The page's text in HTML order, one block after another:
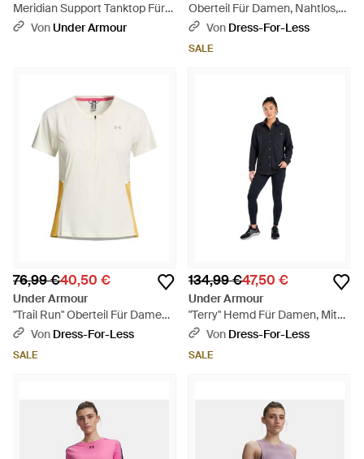
Meridian Support Tanktop Für
Damen Peppercorn
VonUnder Armour
Oberteil Für Damen, Nahtlos,
Ua Rush, Langärmlig - Rot
Von Dress-For-Less
SALE
76,99 €40,50 €
Under Armour
"Trail Run" Oberteil Für Damen,
Mit Halbem Reißverschluss
Von Dress-For-Less
SALE
134,99 €47,50 €
Under Armour
"Terry" Hemd Für Damen, Mit
Kragen, Schwer - Schwarz
Von Dress-For-Less
SALE